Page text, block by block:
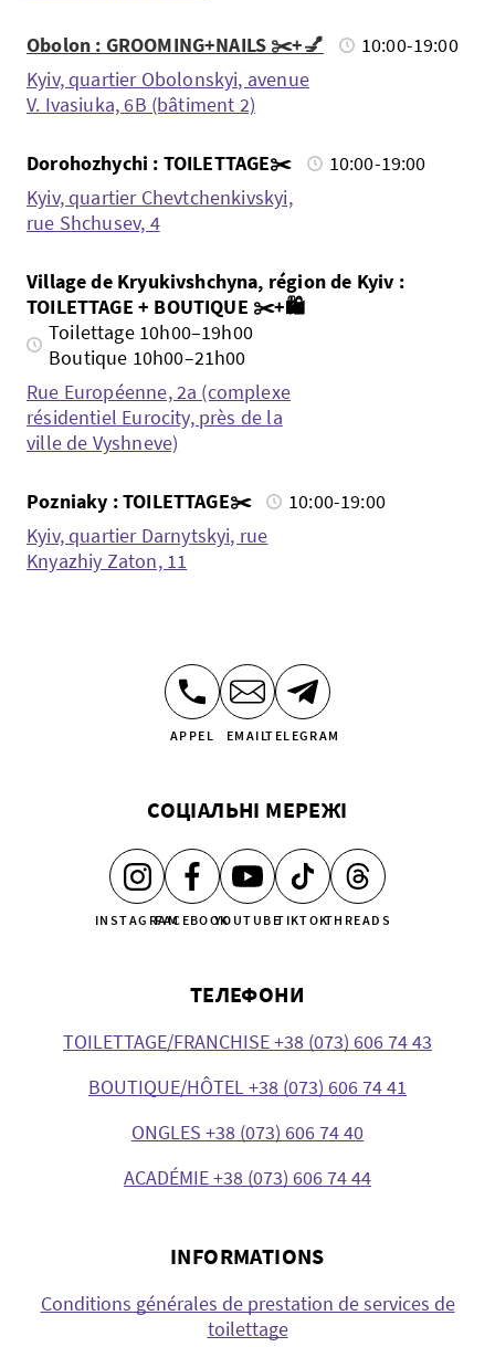
Obolon : GROOMING+NAILS ✂️+💅
10:00-19:00
Kyiv, quartier Obolonskyi, avenue
V. Ivasiuka, 6B (bâtiment 2)
Dorohozhychi : TOILETTAGE✂️
10:00-19:00
Kyiv, quartier Chevtchenkivskyi,
rue Shchusev, 4
Village de Kryukivshchyna, région de Kyiv :
TOILETTAGE + BOUTIQUE ✂️+🛍️
Toilettage 10h00–19h00
Boutique 10h00–21h00
Rue Européenne, 2a (complexe
résidentiel Eurocity, près de la
ville de Vyshneve)
Pozniaky : TOILETTAGE✂️
10:00-19:00
Kyiv, quartier Darnytskyi, rue
Knyazhiy Zaton, 11
APPEL EMAILTELEGRAM
СОЦІАЛЬНІ МЕРЕЖІ
INSTAGRAMFACEBOOKYOUTUBETIKTOKTHREADS
ТЕЛЕФОНИ
TOILETTAGE/FRANCHISE +38 (073) 606 74 43
BOUTIQUE/HÔTEL +38 (073) 606 74 41
ONGLES +38 (073) 606 74 40
ACADÉMIE +38 (073) 606 74 44
INFORMATIONS
Conditions générales de prestation de services de
toilettage